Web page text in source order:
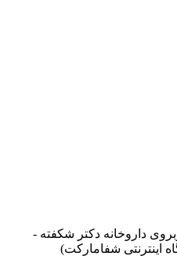
داروخانه دکتر شکفته -
اینترنتی شفامارکت)